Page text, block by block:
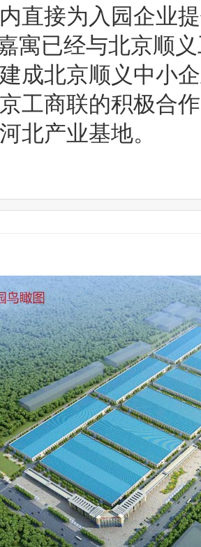
直接为入园企业
寓已经与北京顺
成北京顺义中小
工商联的积极合
北产业基地。